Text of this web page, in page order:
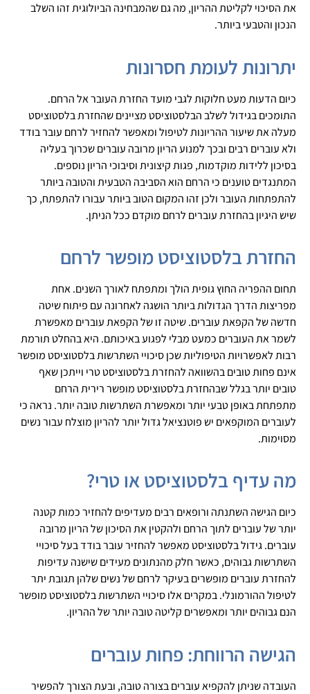
את הסיכוי לקליטת ההריון, מה גם שהמבחינה הביולוגית זהו השלב
הנכון והטבעי ביותר.
יתרונות לעומת חסרונות
כיום הדעות מעט חלוקות לגבי מועד החזרת העובר אל הרחם.
התומכים בגידול לשלב הבלסטוציסט מציינים שהחזרת בלסטוציסט
מעלה את שיעור ההריונות לטיפול ומאפשר להחזיר לרחם עובר בודד
ולא עוברים רבים ובכך למנוע הריון מרובה עוברים שכרוך בעליה
בסיכון ללידות מוקדמות, פגות קיצונית וסיבוכי הריון נוספים.
המתנגדים טוענים כי הרחם הוא הסביבה הטבעית והטובה ביותר
להתפתחות העובר ולכן זהו המקום הטוב ביותר עבורו להתפתח, כך
שיש היגיון בהחזרת עוברים לרחם מוקדם ככל הניתן.
החזרת בלסטוציסט מופשר לרחם
תחום ההפריה החוץ גופית הולך ומתפתח לאורך השנים. אחת
מפריצות הדרך הגדולות ביותר הושגה לאחרונה עם פיתוח שיטה
חדשה של הקפאת עוברים. שיטה זו של הקפאת עוברים מאפשרת
לשמר את העוברים כמעט מבלי לפגוע באיכותם. היא בהחלט תורמת
רבות לאפשרויות הטיפוליות שכן סיכויי השתרשות בלסטוציסט מופשר
אינם פחות טובים בהשוואה להחזרת בלסטוציסט טרי וייתכן שאף
טובים יותר בגלל שבהחזרת בלסטוציסט מופשר רירית הרחם
מתפתחת באופן טבעי יותר ומאפשרת השתרשות טובה יותר. נראה כי
לעוברים המוקפאים יש פוטנציאל גדול יותר להריון מוצלח עבור נשים
מסוימות.
מה עדיף בלסטוציסט או טרי?
כיום הגישה השתנתה ורופאים רבים מעדיפים להחזיר כמות קטנה
יותר של עוברים לתוך הרחם ולהקטין את הסיכון של הריון מרובה
עוברים. גידול בלסטוציסט מאפשר להחזיר עובר בודד בעל סיכויי
השתרשות גבוהים, כאשר חלק מהנתונים מעידים שישנה עדיפות
להחזרת עוברים מופשרים בעיקר לרחם של נשים שלהן תגובת יתר
לטיפול ההורמונלי. במקרים אלו סיכויי השתרשות בלסטוציסט מופשר
הנם גבוהים יותר ומאפשרים קליטה טובה יותר של ההריון.
הגישה הרווחת: פחות עוברים
העובדה שניתן להקפיא עוברים בצורה טובה, ובעת הצורך להפשיר